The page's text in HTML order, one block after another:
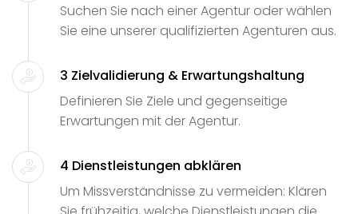
Suchen Sie nach einer Agentur oder wählen
Sie eine unserer qualifizierten Agenturen aus.
3 Zielvalidierung & Erwartungshaltung
Definieren Sie Ziele und gegenseitige
Erwartungen mit der Agentur.
4 Dienstleistungen abklären
Um Missverständnisse zu vermeiden: Klären